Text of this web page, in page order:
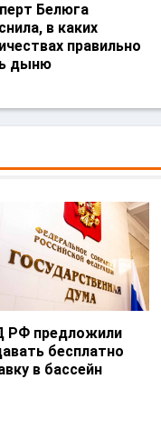
Белюга
в каких
правильно
дыню
РФ предложили
бесплатно
в бассейн